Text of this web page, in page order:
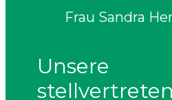
Frau Sandra
Unsere